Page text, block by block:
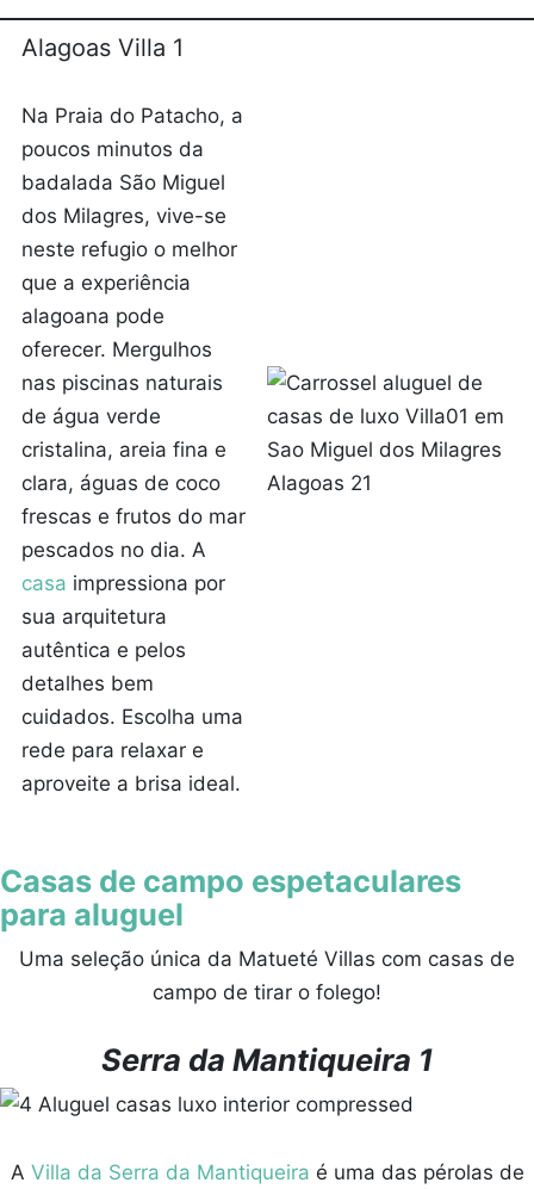
Alagoas Villa 1
Na Praia do Patacho, a
poucos minutos da
badalada São Miguel
dos Milagres, vive-se
neste refugio o melhor
que a experiência
alagoana pode
oferecer. Mergulhos
nas piscinas naturais
de água verde
cristalina, areia fina e
clara, águas de coco
frescas e frutos do mar
pescados no dia. A
casa impressiona por
sua arquitetura
autêntica e pelos
detalhes bem
cuidados. Escolha uma
rede para relaxar e
aproveite a brisa ideal.
Casas de campo espetaculares
para aluguel
Uma seleção única da Matueté Villas com casas de
campo de tirar o folego!
Serra da Mantiqueira 1
A Villa da Serra da Mantiqueira é uma das pérolas de